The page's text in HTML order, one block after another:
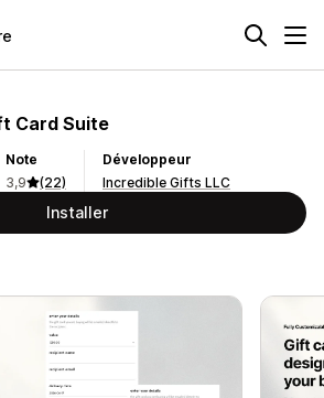
Card Suite
Note
3,9
(22)
Développeur
Incredible Gifts LLC
Installer